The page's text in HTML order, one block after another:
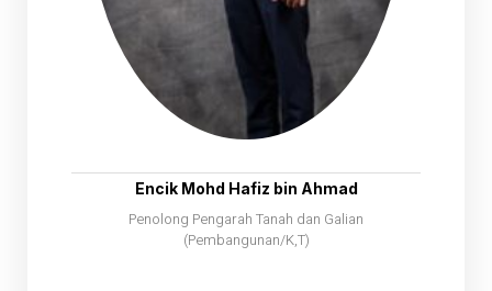
Encik Mohd Hafiz bin Ahmad
Penolong Pengarah Tanah dan Galian
(Pembangunan/K,T)